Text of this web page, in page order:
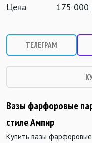
Цена
175 000
ТЕЛЕГРАМ
Вазы фарфоровые
стиле Ампир
Купить вазы